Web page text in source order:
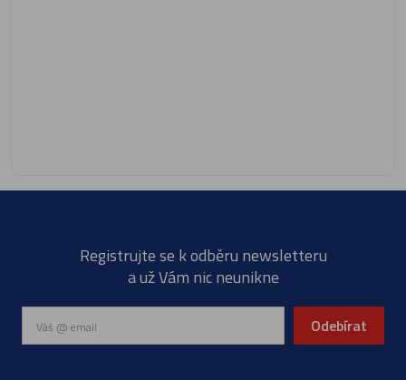
Registrujte se k odběru newsletteru
a už Vám nic neunikne
Odebírat